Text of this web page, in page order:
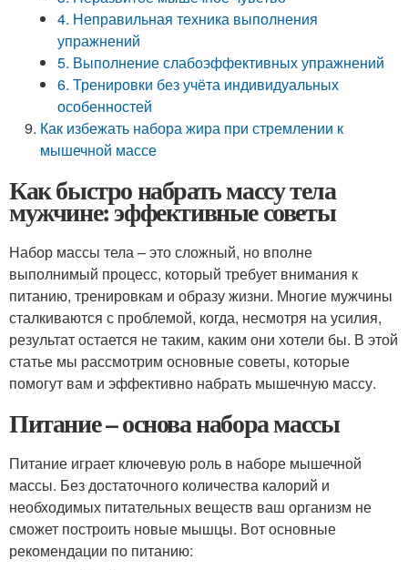
4. Неправильная техника выполнения
упражнений
5. Выполнение слабоэффективных упражнений
6. Тренировки без учёта индивидуальных
особенностей
Как избежать набора жира при стремлении к
мышечной массе
Как быстро набрать массу тела
мужчине: эффективные советы
Набор массы тела – это сложный, но вполне
выполнимый процесс, который требует внимания к
питанию, тренировкам и образу жизни. Многие мужчины
сталкиваются с проблемой, когда, несмотря на усилия,
результат остается не таким, каким они хотели бы. В этой
статье мы рассмотрим основные советы, которые
помогут вам и эффективно набрать мышечную массу.
Питание – основа набора массы
Питание играет ключевую роль в наборе мышечной
массы. Без достаточного количества калорий и
необходимых питательных веществ ваш организм не
сможет построить новые мышцы. Вот основные
рекомендации по питанию: